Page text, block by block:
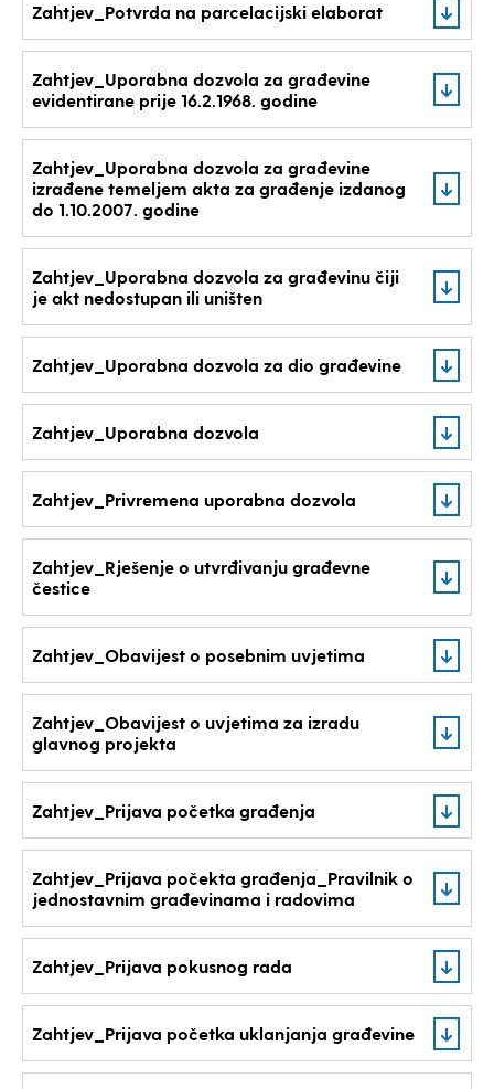
Zahtjev_Potvrda na parcelacijski elaborat
Zahtjev_Uporabna dozvola za građevine
evidentirane prije 16.2.1968. godine
Zahtjev_Uporabna dozvola za građevine
izrađene temeljem akta za građenje izdanog
do 1.10.2007. godine
Zahtjev_Uporabna dozvola za građevinu čiji
je akt nedostupan ili uništen
Zahtjev_Uporabna dozvola za dio građevine
Zahtjev_Uporabna dozvola
Zahtjev_Privremena uporabna dozvola
Zahtjev_Rješenje o utvrđivanju građevne
čestice
Zahtjev_Obavijest o posebnim uvjetima
Zahtjev_Obavijest o uvjetima za izradu
glavnog projekta
Zahtjev_Prijava početka građenja
Zahtjev_Prijava počekta građenja_Pravilnik o
jednostavnim građevinama i radovima
Zahtjev_Prijava pokusnog rada
Zahtjev_Prijava početka uklanjanja građevine